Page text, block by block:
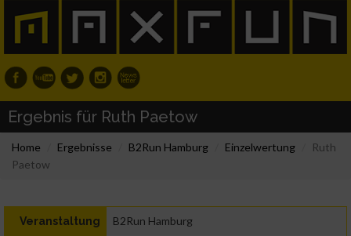
Ergebnis für Ruth Paetow
Home Ergebnisse B2Run Hamburg Einzelwertung
Ruth
Paetow
Veranstaltung B2Run Hamburg